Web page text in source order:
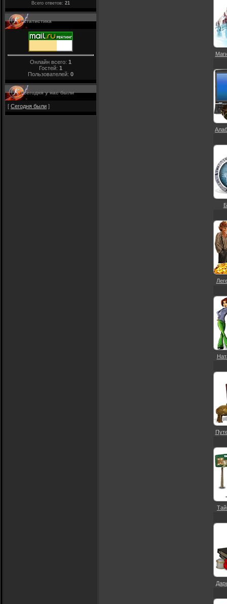
Всего ответов: 21
Статистика
Онлайн всего: 1
Гостей: 1
Пользователей: 0
Сегодня у нас были
[ Сегодня были ]